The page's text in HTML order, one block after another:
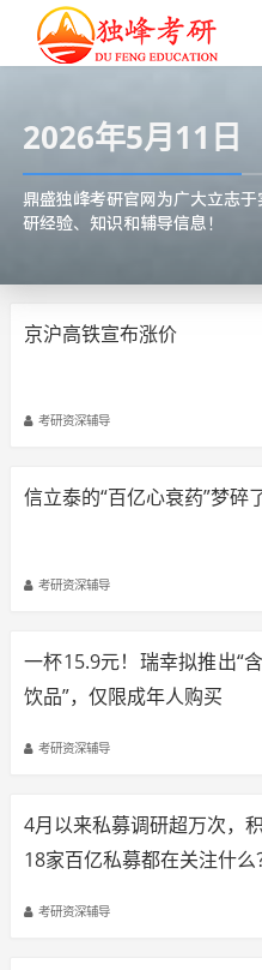
2026年5月11日
鼎盛独峰考研官网为广大立志
研经验、知识和辅导信息！
京沪高铁宣布涨价
考研资深辅导
信立泰的“百亿心衰药”梦碎
考研资深辅导
一杯15.9元！瑞幸拟推出“
饮品”，仅限成年人购买
考研资深辅导
4月以来私募调研超万次，
18家百亿私募都在关注什么
考研资深辅导